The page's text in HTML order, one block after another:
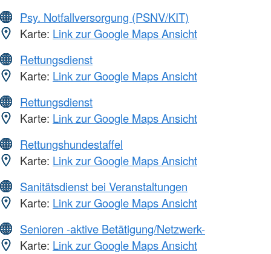
Psy. Notfallversorgung (PSNV/KIT)
Karte: Link zur Google Maps Ansicht
Rettungsdienst
Karte: Link zur Google Maps Ansicht
Rettungsdienst
Karte: Link zur Google Maps Ansicht
Rettungshundestaffel
Karte: Link zur Google Maps Ansicht
Sanitätsdienst bei Veranstaltungen
Karte: Link zur Google Maps Ansicht
Senioren -aktive Betätigung/Netzwerk-
Karte: Link zur Google Maps Ansicht